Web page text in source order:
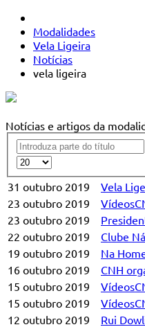
Modalidades
Vela Ligeira
Notícias
vela ligeira
Notícias e artigos da
31 outubro 2019
Vela
23 outubro 2019
23 outubro 2019
22 outubro 2019
Clube
19 outubro 2019
Na
16 outubro 2019
CNH
15 outubro 2019
15 outubro 2019
12 outubro 2019
Rui